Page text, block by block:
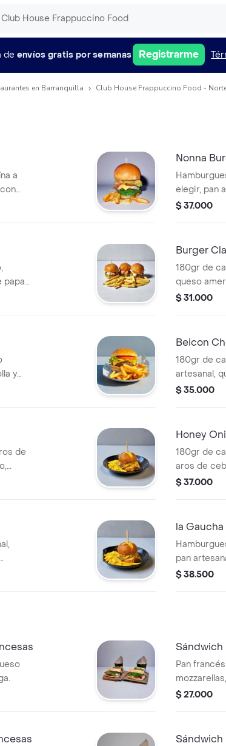
de envíos gratis por semanas Registrarme
en Barranquilla Club House Frappuccino Food -
a
Nonna
elegir, pan
salsa
$ 37.000
papas
Burger
180gr de
queso
cebolla,
$ 31.000
y
Beicon
180gr de
artesanal,
mozzarella,
$ 35.000
de
Honey
180gr de
aros de
miel, queso
$ 37.000
de la
la Gaucha
pan
chimichurri,
$ 38.500
Sándwich
Pan
salsa de la
$ 27.000
Sándwich